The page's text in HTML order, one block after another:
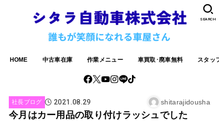
HOME 中古車在庫 作業メニュー 車買取･廃車無料 スタッ
SEARCH
社長ブログ 2021.08.29 shitarajidousha
今月はカー用品の取り付けラッシュでした